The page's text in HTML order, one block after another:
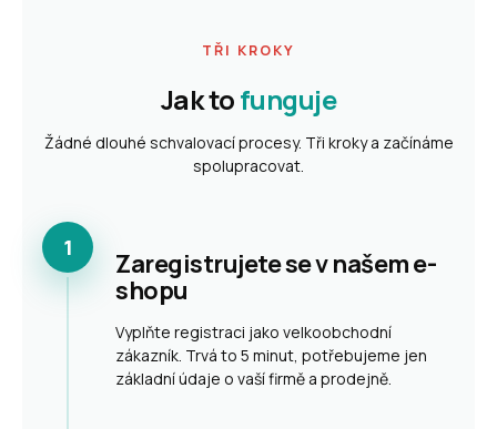
TŘI KROKY
Jak tofunguje
Žádné dlouhé schvalovací procesy. Tři kroky a začínáme
spolupracovat.
1
Zaregistrujete se v našem e-
shopu
Vyplňte registraci jako velkoobchodní
zákazník. Trvá to 5 minut, potřebujeme jen
základní údaje o vaší firmě a prodejně.